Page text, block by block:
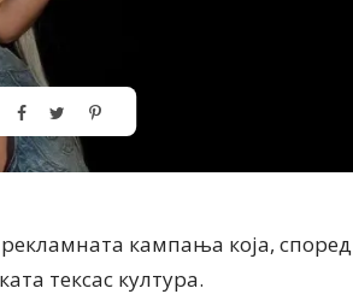
рекламната кампања која, според
тексас култура.
на Expo